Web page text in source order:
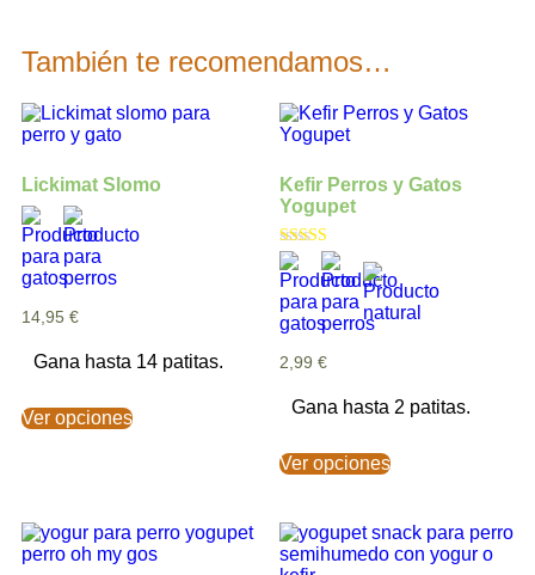
También te recomendamos…
Lickimat Slomo
14,95 €
Gana hasta 14 patitas.
Ver opciones
Kefir Perros y Gatos
Yogupet
Valorado con
5.00
de 5
2,99 €
Gana hasta 2 patitas.
Ver opciones